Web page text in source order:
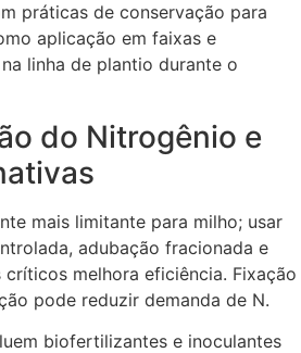
práticas de conservação para
aplicação em faixas e
linha de plantio durante o
do Nitrogênio e
mais limitante para milho; usar
adubação fracionada e
melhora eficiência. Fixação
pode reduzir demanda de N.
biofertilizantes e inoculantes